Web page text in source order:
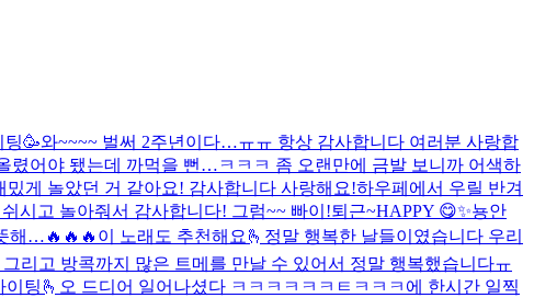
팅🥳와~~~~ 벌써 2주년이다…ㅠㅠ 항상 감사합니다 여러분 사랑합
렸어야 됐는데 까먹을 뻔…ㅋㅋㅋ 좀 오랜만에 금발 보니까 어색하
게 놀았던 거 같아요! 감사합니다 사랑해요!하우페에서 우릴 반겨
시고 놀아줘서 감사합니다! 그럼~~ 빠이!퇴근~HAPPY 😋✨뇽안
해… 🔥🔥🔥 이 노래도 추천해요🫰 정말 행복한 날들이였습니다 우리
그리고 방콕까지 많은 트메를 만날 수 있어서 정말 행복했습니다ㅠ
이팅🫰 오 드디어 일어나셨다 ㅋㅋㅋㅋㅋㅋㅌㅋㅋㅋ 에 한시간 일찍